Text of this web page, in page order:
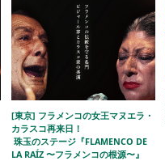
[東京] フラメンコの女王マヌエラ・
カラスコ再来日！
珠玉のステージ『FLAMENCO DE
LA RAÍZ 〜フラメンコの根源〜』